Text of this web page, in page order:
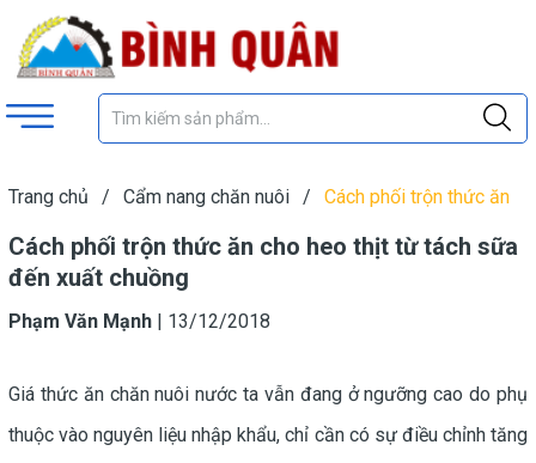
Trang chủ / Cẩm nang chăn nuôi /
Cách phối trộn thức ăn
Cách phối trộn thức ăn cho heo thịt từ tách sữa
đến xuất chuồng
Phạm Văn Mạnh | 13/12/2018
Giá thức ăn chăn nuôi nước ta vẫn đang ở ngưỡng cao do phụ
thuộc vào nguyên liệu nhập khẩu, chỉ cần có sự điều chỉnh tăng